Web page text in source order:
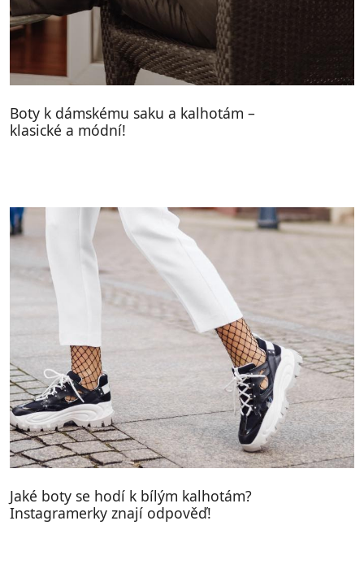
Boty k dámskému saku a kalhotám –
klasické a módní!
Jaké boty se hodí k bílým kalhotám?
Instagramerky znají odpověď!